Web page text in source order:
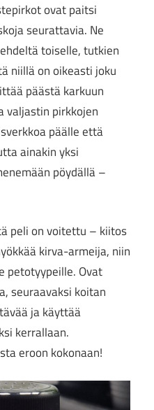
ovat paitsi
seurattavia. Ne
toiselle, tutkien
niillä on oikeasti joku
päästä karkuun
valjastin pirkkojen
päälle että
ainakin yksi
pöydällä –
peli on voitettu – kiitos
kirva-armeija, niin
petotyypeille. Ovat
seuraavaksi koitan
ja käyttää
kerrallaan.
eroon kokonaan!